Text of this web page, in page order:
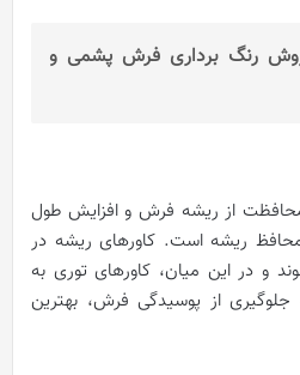
رنگ برداری فرش پشمی و
از ریشه فرش و افزایش طول
محافظ ریشه است. کاورهای ریشه در
و در این میان، کاورهای توری به
از پوسیدگی فرش، بهترین